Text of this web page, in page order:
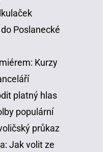
Poslanecké
Kurzy
platný hlas
populární
průkaz
Jak volit ze